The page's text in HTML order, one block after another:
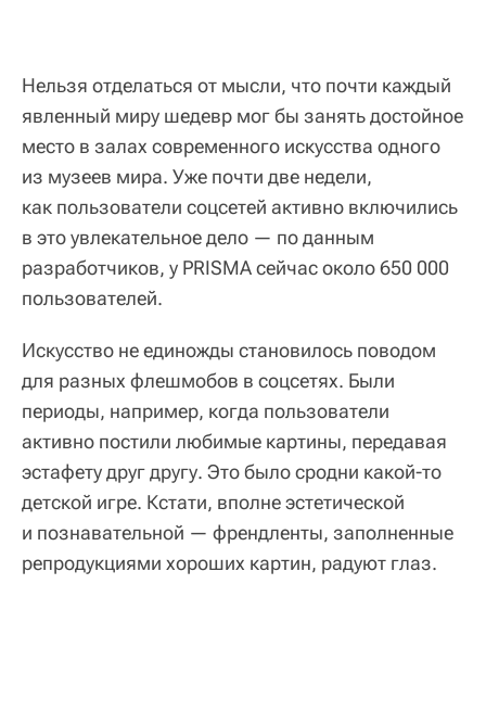
Нельзя отделаться от мысли, что почти каждый
явленный миру шедевр мог бы занять достойное
место в залах современного искусства одного
из музеев мира. Уже почти две недели,
как пользователи соцсетей активно включились
в это увлекательное дело — по данным
разработчиков, у PRISMA сейчас около 650 000
пользователей.
Искусство не единожды становилось поводом
для разных флешмобов в соцсетях. Были
периоды, например, когда пользователи
активно постили любимые картины, передавая
эстафету друг другу. Это было сродни какой-то
детской игре. Кстати, вполне эстетической
и познавательной — френдленты, заполненные
репродукциями хороших картин, радуют глаз.